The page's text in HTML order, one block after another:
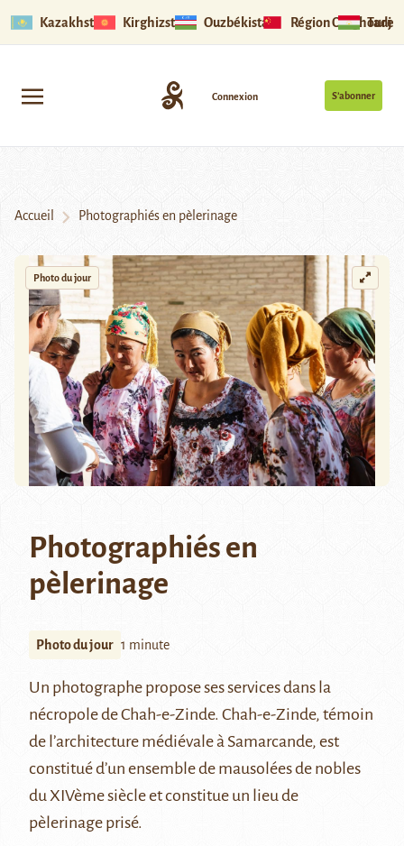
Kazakhstan Kirghizstan Ouzbékistan Région Ouïghoure
S’abonner
Connexion
Accueil Photographiés en pèlerinage
Photo du jour
Photographiés en
pèlerinage
Photo du jour 1 minute
Un photographe propose ses services dans la
nécropole deChah-e-Zinde. Chah-e-Zinde, témoin
de l’architecture médiévale à Samarcande, est
constitué d’un ensemble de mausolées de nobles
du XIVème siècle et constitue un lieu de
pèlerinage prisé.